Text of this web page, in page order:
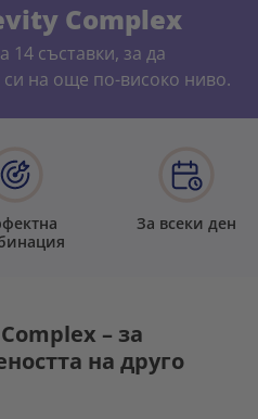
Complex
14 съставки, за да
на още по-високо ниво.
За всеки ден
– за
на друго